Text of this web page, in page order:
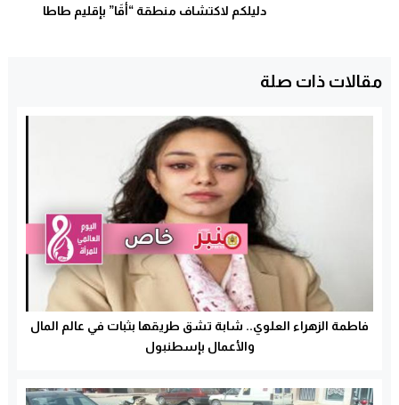
دليلكم لاكتشاف منطقة “أقَا” بإقليم طاطا
مقالات ذات صلة
فاطمة الزهراء العلوي.. شابة تشق طريقها بثبات في عالم المال
والأعمال بإسطنبول